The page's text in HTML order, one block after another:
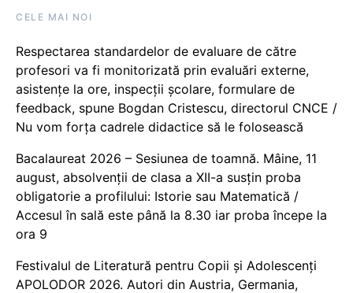
CELE MAI NOI
Respectarea standardelor de evaluare de către
profesori va fi monitorizată prin evaluări externe,
asistențe la ore, inspecții școlare, formulare de
feedback, spune Bogdan Cristescu, directorul CNCE /
Nu vom forța cadrele didactice să le folosească
Bacalaureat 2026 – Sesiunea de toamnă. Mâine, 11
august, absolvenții de clasa a XII-a susțin proba
obligatorie a profilului: Istorie sau Matematică /
Accesul în sală este până la 8.30 iar proba începe la
ora 9
Festivalul de Literatură pentru Copii și Adolescenți
APOLODOR 2026. Autori din Austria, Germania,